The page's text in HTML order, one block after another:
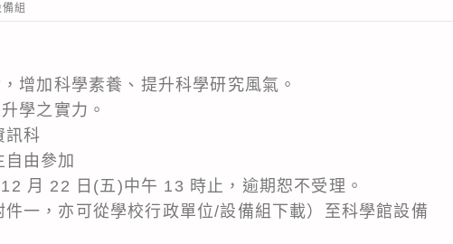
組
增加科學素養、提升科學研究風氣。
學之實力。
訊科
自由參加
月 22 日(五)中午 13 時止，逾期恕不受理。
一，亦可從學校行政單位/設備組下載）至科學館設備